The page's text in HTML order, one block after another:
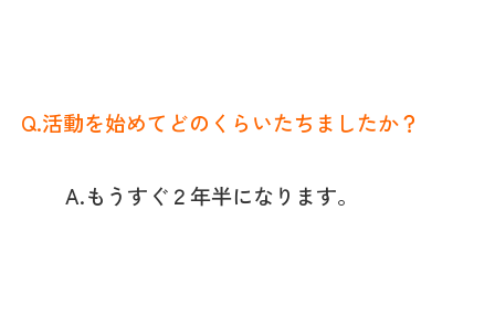
Q.活動を始めてどのくらいたちましたか？
A.もうすぐ２年半になります。